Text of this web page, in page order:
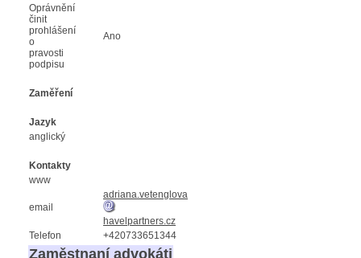
Oprávnění
činit
prohlášení
o
pravosti
podpisu
Ano
Zaměření
Jazyk
anglický
Kontakty
www
email
adriana.vetenglova
havelpartners.cz
Telefon
+420733651344
Zaměstnaní advokáti